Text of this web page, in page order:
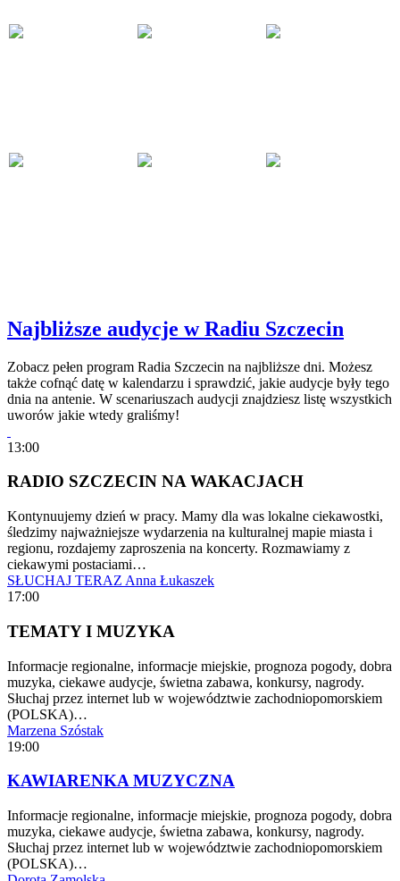
Najbliższe audycje w Radiu Szczecin
Zobacz pełen program Radia Szczecin na najbliższe dni. Możesz
także cofnąć datę w kalendarzu i sprawdzić, jakie audycje były tego
dnia na antenie. W scenariuszach audycji znajdziesz listę wszystkich
uworów jakie wtedy graliśmy!
13:00
RADIO SZCZECIN NA WAKACJACH
Kontynuujemy dzień w pracy. Mamy dla was lokalne ciekawostki,
śledzimy najważniejsze wydarzenia na kulturalnej mapie miasta i
regionu, rozdajemy zaproszenia na koncerty. Rozmawiamy z
ciekawymi postaciami…
SŁUCHAJ TERAZ Anna Łukaszek
17:00
TEMATY I MUZYKA
Informacje regionalne, informacje miejskie, prognoza pogody, dobra
muzyka, ciekawe audycje, świetna zabawa, konkursy, nagrody.
Słuchaj przez internet lub w województwie zachodniopomorskiem
(POLSKA)…
Marzena Szóstak
19:00
KAWIARENKA MUZYCZNA
Informacje regionalne, informacje miejskie, prognoza pogody, dobra
muzyka, ciekawe audycje, świetna zabawa, konkursy, nagrody.
Słuchaj przez internet lub w województwie zachodniopomorskiem
(POLSKA)…